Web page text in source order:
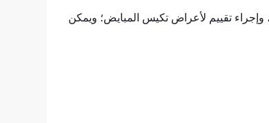
تقييم لأعراض تكيس المبايض؛ ويمكن